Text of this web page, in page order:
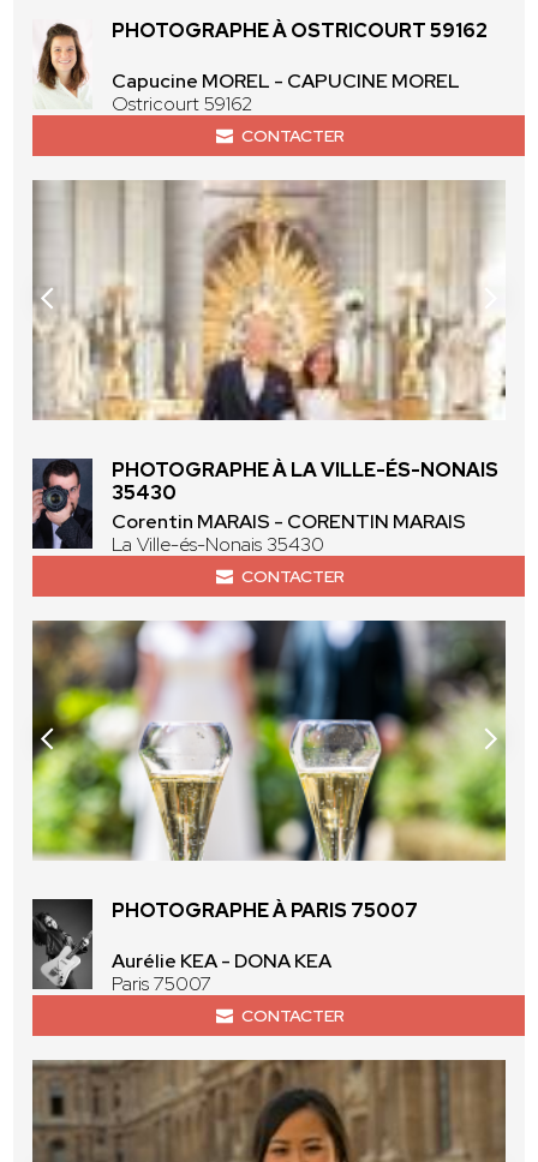
PHOTOGRAPHE À OSTRICOURT 59162
Capucine MOREL - CAPUCINE MOREL
Ostricourt 59162
CONTACTER
PHOTOGRAPHE À LA VILLE-ÉS-NONAIS
35430
Corentin MARAIS - CORENTIN MARAIS
La Ville-és-Nonais 35430
CONTACTER
PHOTOGRAPHE À PARIS 75007
Aurélie KEA - DONA KEA
Paris 75007
CONTACTER